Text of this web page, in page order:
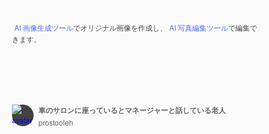
AI 画像生成ツールでオリジナル画像を作成し、 AI 写真編集ツールで編集で
きます。
車のサロンに座っているとマネージャーと話している老人
prostooleh